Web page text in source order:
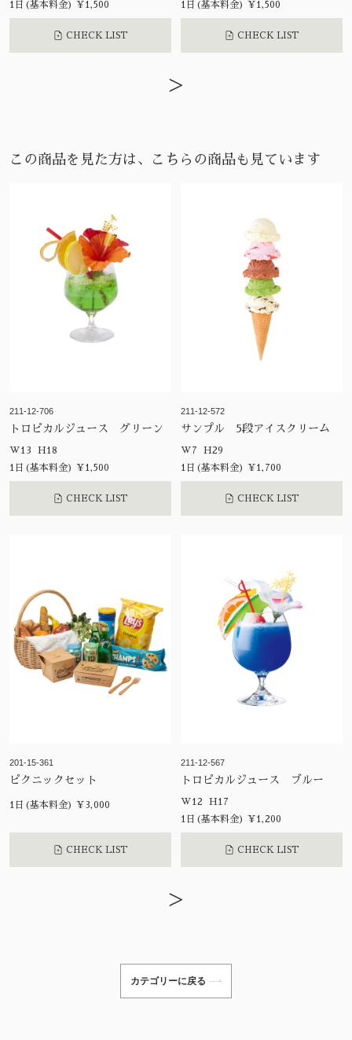
1日(基本料金) ¥1,500
CHECK LIST
1日(基本料金) ¥1,500
CHECK LIST
>
この商品を見た方は、こちらの商品も見ています
211-12-706
トロピカルジュース グリーン
W13 H18
1日(基本料金) ¥1,500
CHECK LIST
211-12-572
サンプル 5段アイスクリーム
W7 H29
1日(基本料金) ¥1,700
CHECK LIST
201-15-361
ピクニックセット
1日(基本料金) ¥3,000
CHECK LIST
211-12-567
トロピカルジュース ブルー
W12 H17
1日(基本料金) ¥1,200
CHECK LIST
>
カテゴリーに戻る